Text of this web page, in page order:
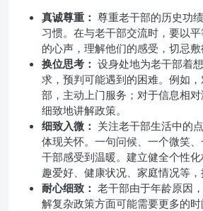
真诚尊重： 尊重老干部的历史功
习惯。在与老干部交流时，要以
的心声，理解他们的感受，切忌敷
换位思考： 设身处地为老干部着
求，预判可能遇到的困难。例如
部，主动上门服务；对于信息相
细致地讲解政策。
细致入微： 关注老干部生活中的
体现关怀。一句问候、一个微笑
干部感受到温暖。建立健全个性
趣爱好、健康状况、家庭情况等，
耐心细致： 老干部由于年龄原因
解复杂政策方面可能需要更多的